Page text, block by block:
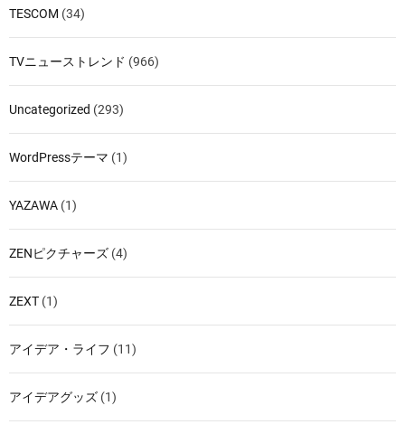
TESCOM (34)
TVニューストレンド (966)
Uncategorized (293)
WordPressテーマ (1)
YAZAWA (1)
ZENピクチャーズ (4)
ZEXT (1)
アイデア・ライフ (11)
アイデアグッズ (1)